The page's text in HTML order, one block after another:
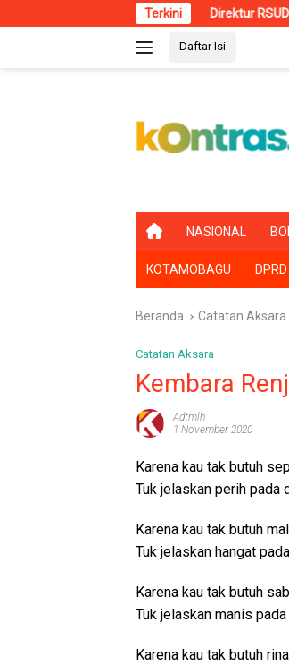
ke
Terkini
Direktur RSUD
Daftar Isi
B
R
A
D
NASIONAL
KOTAMOBAGU
Beranda Catatan Aksara
Catatan Aksara
Kembara
Adtmlh
1 November 2020
Karena kau tak butuh
Tuk jelaskan perih pada
Karena kau tak butuh
Tuk jelaskan hangat
Karena kau tak butuh
Tuk jelaskan manis
Karena kau tak butuh